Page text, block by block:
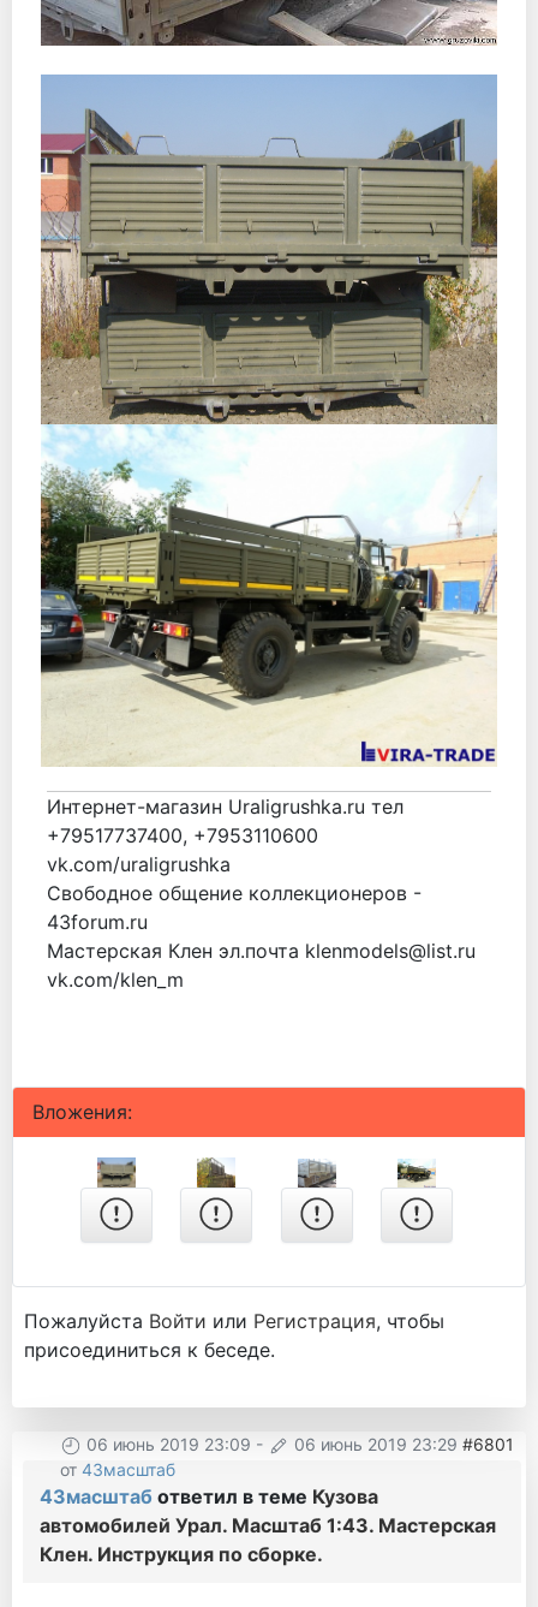
Интернет-магазин Uraligrushka.ru тел
+79517737400, +7953110600
vk.com/uraligrushka
Свободное общение коллекционеров -
43forum.ru
Мастерская Клен эл.почта klenmodels@list.ru
vk.com/klen_m
Вложения:
Пожалуйста Войти или Регистрация, чтобы
присоединиться к беседе.
06 июнь 2019 23:09 - 06 июнь 2019 23:29 #6801
от 43масштаб
43масштаб ответил в теме Кузова
автомобилей Урал. Масштаб 1:43. Мастерская
Клен. Инструкция по сборке.